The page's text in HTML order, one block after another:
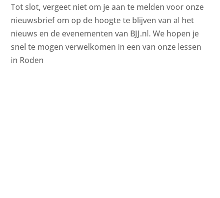
Tot slot, vergeet niet om je aan te melden voor onze
nieuwsbrief om op de hoogte te blijven van al het
nieuws en de evenementen van BJJ.nl. We hopen je
snel te mogen verwelkomen in een van onze lessen
in Roden